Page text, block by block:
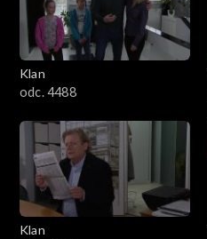
2401–2500
2301–2400
2201–2300
2101–2200
2001–2100
Klan
odc. 4488
Klan